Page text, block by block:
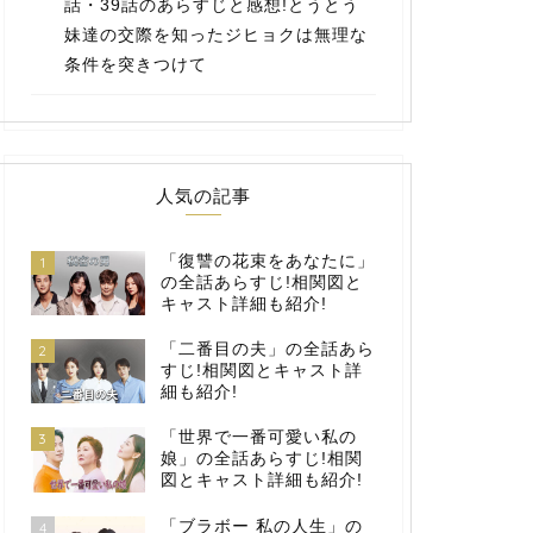
話・39話のあらすじと感想!とうとう
妹達の交際を知ったジヒョクは無理な
条件を突きつけて
人気の記事
1
「復讐の花束をあなたに」
の全話あらすじ!相関図と
キャスト詳細も紹介!
2
「二番目の夫」の全話あら
すじ!相関図とキャスト詳
細も紹介!
3
「世界で一番可愛い私の
娘」の全話あらすじ!相関
図とキャスト詳細も紹介!
4
「ブラボー 私の人生」の